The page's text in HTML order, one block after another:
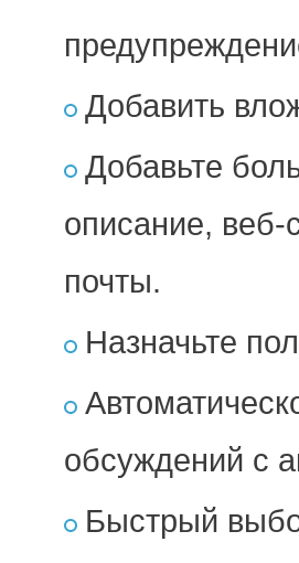
Добавить
Добавьте
описание,
почты.
Назначьте
обсуждений с
Быстрый